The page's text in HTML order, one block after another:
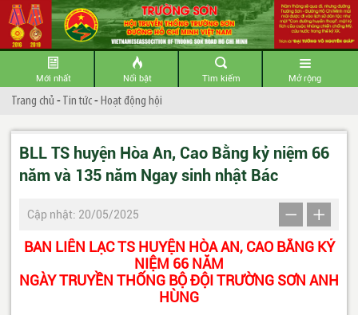
Mới nhất Nổi bật Tìm kiếm Mở rộng
Trang chủ -Tin tức- Hoạt động hội
BLL TS huyện Hòa An, Cao Bằng kỷ niệm 66
năm và 135 năm Ngay sinh nhật Bác
Cập nhật: 20/05/2025
BAN LIÊN LẠC TS HUYỆN HÒA AN, CAO BẰNG KỶ
NIỆM 66 NĂM
NGÀY TRUYỀN THỐNG BỘ ĐỘI TRƯỜNG SƠN ANH
HÙNG